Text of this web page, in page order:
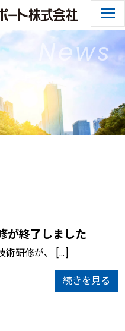
News
が終了しました
術研修が、 […]
続きを見る